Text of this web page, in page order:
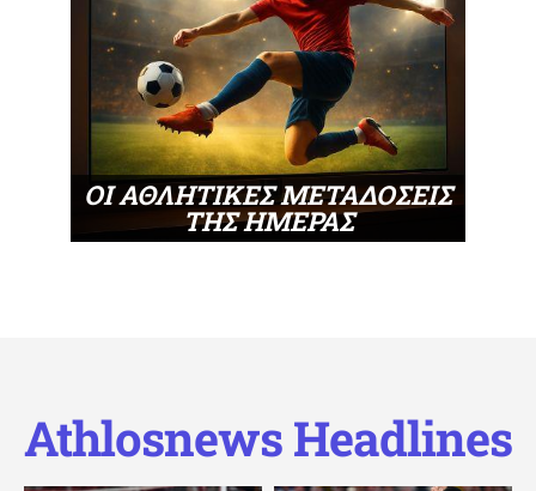
ΟΙ ΑΘΛΗΤΙΚΕΣ ΜΕΤΑΔΟΣΕΙΣ
ΤΗΣ ΗΜΕΡΑΣ
Athlosnews Headlines